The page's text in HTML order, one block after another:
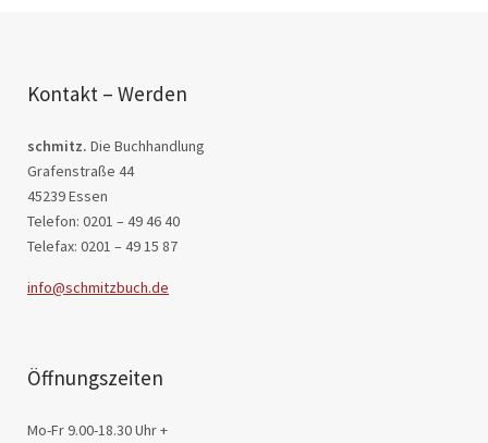
Kontakt – Werden
schmitz. Die Buchhandlung
Grafenstraße 44
45239 Essen
Telefon: 0201 – 49 46 40
Telefax: 0201 – 49 15 87
info@schmitzbuch.de
Öffnungszeiten
Mo-Fr 9.00-18.30 Uhr +